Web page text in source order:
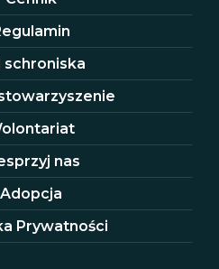
schroniska
nas
Adopcja
Prywatności